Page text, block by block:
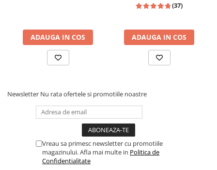
Răspunde la apeluri direct de la încheietură
Datorită funcției Bluetooth Calling, poți prelua și efectua
ADAUGA IN COS
Asistent vocal, 2 bratari
(37)
ADAUGA IN COS
Newsletter Nu rata ofertele si promotiile noastre
Vreau sa primesc newsletter cu promotiile
magazinului. Afla mai multe in Politica de
Confidentialitate